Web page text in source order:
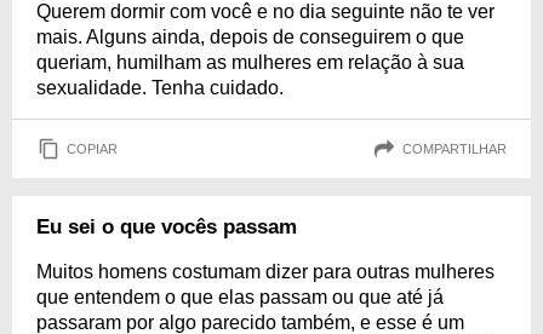
Querem dormir com você e no dia seguinte não te ver
mais. Alguns ainda, depois de conseguirem o que
queriam, humilham as mulheres em relação à sua
sexualidade. Tenha cuidado.
COPIAR COMPARTILHAR
Eu sei o que vocês passam
Muitos homens costumam dizer para outras mulheres
que entendem o que elas passam ou que até já
passaram por algo parecido também, e esse é um